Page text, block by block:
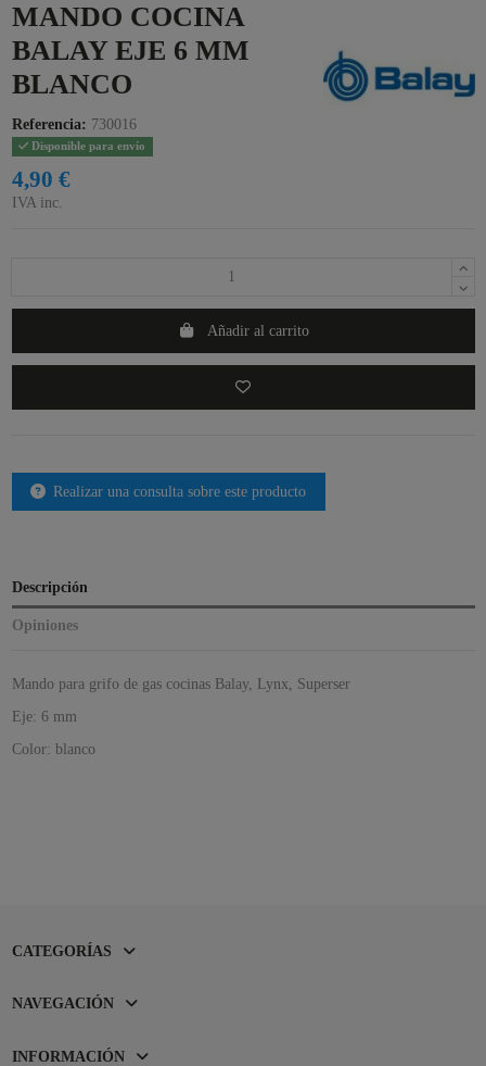
MANDO COCINA
BALAY EJE 6 MM
BLANCO
Referencia: 730016
Disponible para envío
4,90 €
IVA inc.
Añadir al carrito
Realizar una consulta sobre este producto
Descripción
Opiniones
Mando para grifo de gas cocinas Balay, Lynx, Superser
Eje: 6 mm
Color: blanco
CATEGORÍAS
NAVEGACIÓN
INFORMACIÓN